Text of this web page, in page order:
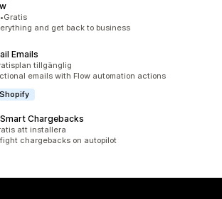
totalt
•Gratis
and get back to business
Emails
totalt tillgänglig
emails with Flow automation actions
Chargebacks
totaltatt installera
chargebacks on autopilot